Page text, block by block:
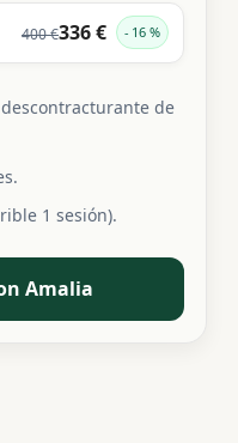
400 €336 € 16 %
de
1 sesión).
Amalia